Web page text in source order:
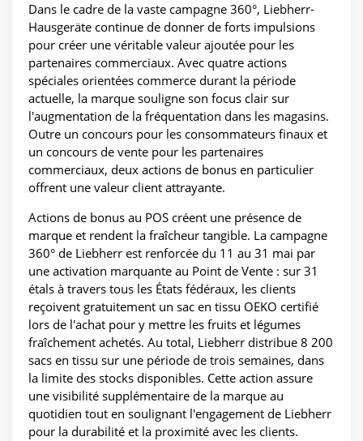
Dans le cadre de la vaste campagne 360°, Liebherr-
Hausgeräte continue de donner de forts impulsions
pour créer une véritable valeur ajoutée pour les
partenaires commerciaux. Avec quatre actions
spéciales orientées commerce durant la période
actuelle, la marque souligne son focus clair sur
l'augmentation de la fréquentation dans les magasins.
Outre un concours pour les consommateurs finaux et
un concours de vente pour les partenaires
commerciaux, deux actions de bonus en particulier
offrent une valeur client attrayante.
Actions de bonus au POS créent une présence de
marque et rendent la fraîcheur tangible. La campagne
360° de Liebherr est renforcée du 11 au 31 mai par
une activation marquante au Point de Vente : sur 31
étals à travers tous les États fédéraux, les clients
reçoivent gratuitement un sac en tissu OEKO certifié
lors de l'achat pour y mettre les fruits et légumes
fraîchement achetés. Au total, Liebherr distribue 8 200
sacs en tissu sur une période de trois semaines, dans
la limite des stocks disponibles. Cette action assure
une visibilité supplémentaire de la marque au
quotidien tout en soulignant l'engagement de Liebherr
pour la durabilité et la proximité avec les clients.